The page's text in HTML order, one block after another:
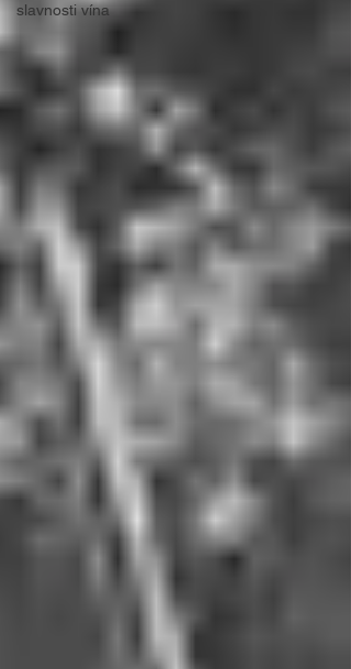
slavnosti vína